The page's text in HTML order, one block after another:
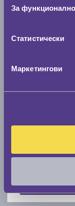
За
Статистически
Маркетингови